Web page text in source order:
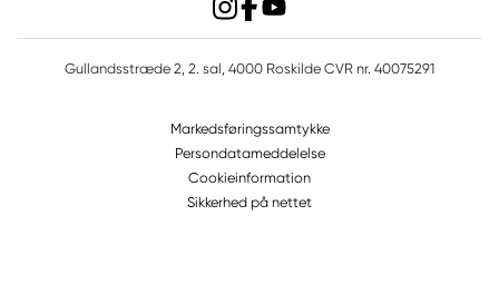
Gullandsstræde 2, 2. sal, 4000 Roskilde CVR nr. 40075291
Markedsføringssamtykke
Persondatameddelelse
Cookieinformation
Sikkerhed på nettet